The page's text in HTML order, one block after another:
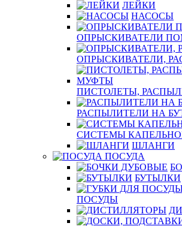
ЛЕЙКИ
НАСОСЫ
ОПРЫСКИВАТЕЛИ
ОПРЫСКИВАТЕЛИ,
ПИСТОЛЕТЫ,
РАСПЫЛИТЕЛИ НА
СИСТЕМЫ
ШЛАНГИ
ПОСУДА
БУТЫЛКИ
ПОСУДЫ